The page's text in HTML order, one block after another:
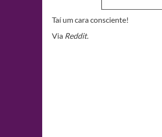
Taí um cara consciente!
Via Reddit.